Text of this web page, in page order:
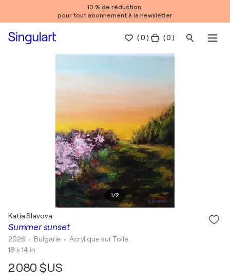
10 % de réduction
pour tout abonnement à la newsletter
(0 ) ( 0 )
1/2
Summer sunset
Katia Slavova
2026 • Bulgarie • Acrylique sur Toile
16 x 14 in
2 080 $US